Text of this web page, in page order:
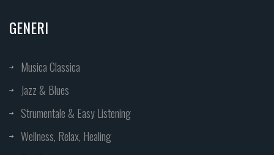
GENERI
Musica Classica
Jazz & Blues
Strumentale & Easy Listening
Wellness, Relax, Healing